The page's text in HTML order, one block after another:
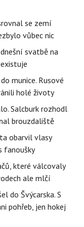
se zemí
vůbec nic
svatbě na
munice. Rusové
holé životy
Salcburk rozhodl
brouzdaliště
obarvil vlasy
fanoušky
které válcovaly
ale mlčí
do Švýcarska. S
pohřeb, jen hokej